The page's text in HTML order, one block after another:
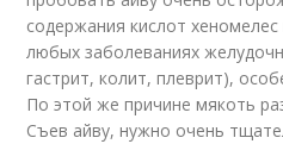
содержания кислот
любых заболеваниях
гастрит, колит, плеврит),
По этой же причине мякоть
Съев айву, нужно очень